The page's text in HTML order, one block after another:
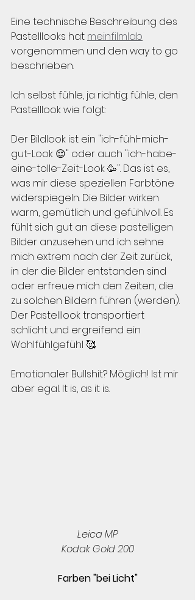
Eine technische Beschreibung des
Pastelllooks hat meinfilmlab
vorgenommen und den way to go
beschrieben.
Ich selbst fühle, ja richtig: fühle, den
Pastelllook wie folgt:
Der Bildlook ist ein "ich-fühl-mich-
gut-Look 😌" oder auch "ich-habe-
eine-tolle-Zeit-Look 🥳". Das ist es,
was mir diese speziellen Farbtöne
widerspiegeln. Die Bilder wirken
warm, gemütlich und gefühlvoll. Es
fühlt sich gut an diese pastelligen
Bilder anzusehen und ich sehne
mich extrem nach der Zeit zurück,
in der die Bilder entstanden sind
oder erfreue mich den Zeiten, die
zu solchen Bildern führen (werden).
Der Pastelllook transportiert
schlicht und ergreifend ein
Wohlfühlgefühl 🥰
Emotionaler Bullshit? Möglich! Ist mir
aber egal. It is, as it is.
Leica MP
Kodak Gold 200
Farben "bei Licht"